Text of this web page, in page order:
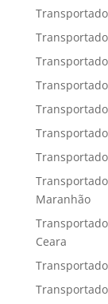
Maranhão
Ceara